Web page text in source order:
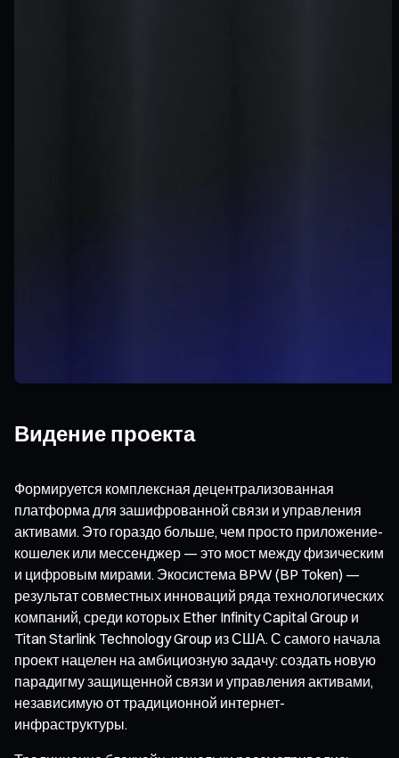
Видение проекта
Формируется комплексная децентрализованная
платформа для зашифрованной связи и управления
активами. Это гораздо больше, чем просто приложение-
кошелек или мессенджер — это мост между физическим
и цифровым мирами. Экосистема BPW (BP Token) —
результат совместных инноваций ряда технологических
компаний, среди которых Ether Infinity Capital Group и
Titan Starlink Technology Group из США. С самого начала
проект нацелен на амбициозную задачу: создать новую
парадигму защищенной связи и управления активами,
независимую от традиционной интернет-
инфраструктуры.